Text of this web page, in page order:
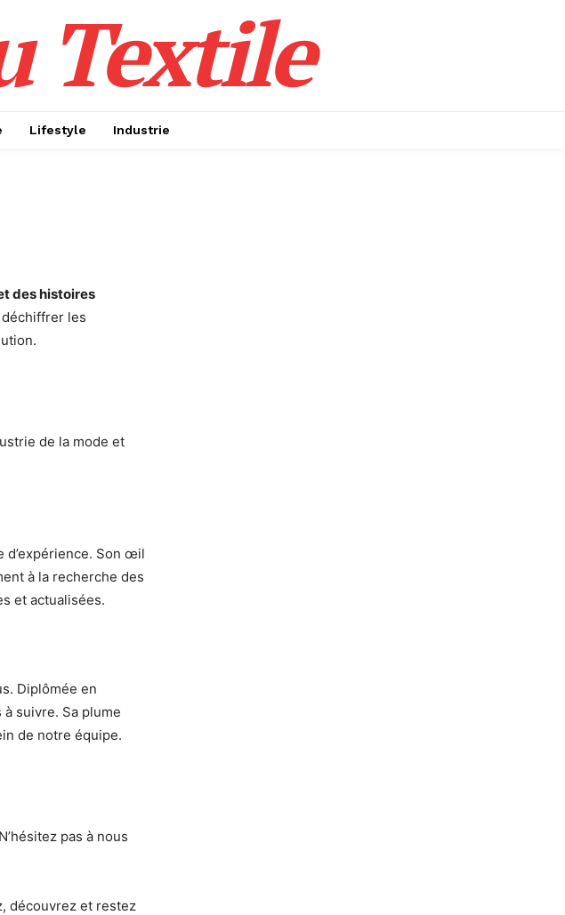
Textile
Lifestyle Industrie
des histoires
les
de la mode et
d’expérience. Son œil
à la recherche des
et actualisées.
Diplômée en
suivre. Sa plume
de notre équipe.
pas à nous
découvrez et restez